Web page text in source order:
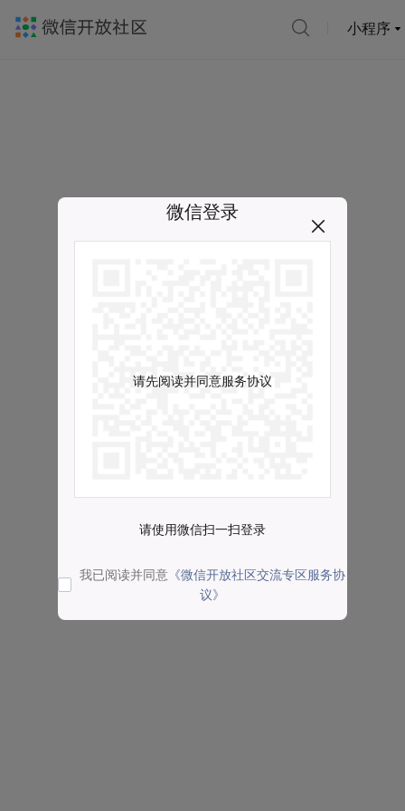
小程序
微信登录
请先阅读并同意服务协议
请使用微信扫一扫登录
我已阅读并同意 《微信开放社区交流专区服务协
议》